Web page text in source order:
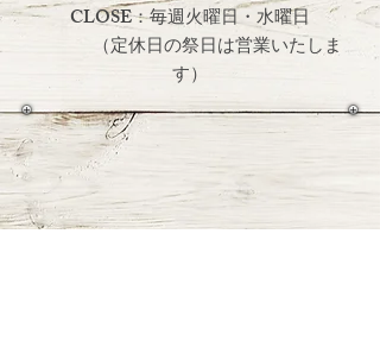
CLOSE：毎週火曜日・水曜日
（定休日の祭日は営業いたしま
す）